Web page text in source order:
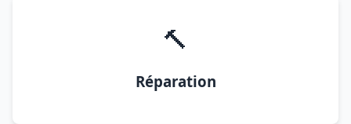
🔨
Réparation